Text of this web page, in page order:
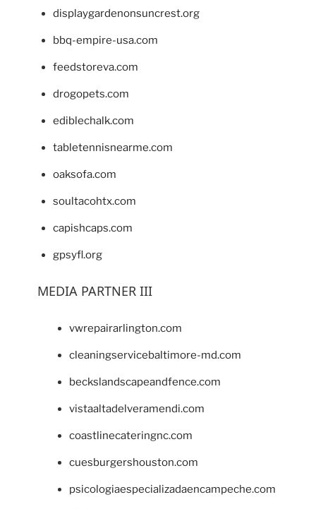
displaygardenonsuncrest.org
bbq-empire-usa.com
feedstoreva.com
drogopets.com
ediblechalk.com
tabletennisnearme.com
oaksofa.com
soultacohtx.com
capishcaps.com
gpsyfl.org
MEDIA PARTNER III
vwrepairarlington.com
cleaningservicebaltimore-md.com
beckslandscapeandfence.com
vistaaltadelveramendi.com
coastlinecateringnc.com
cuesburgershouston.com
psicologiaespecializadaencampeche.com